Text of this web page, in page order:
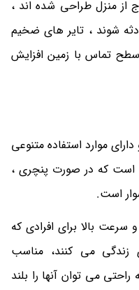
از منزل طراحی شده اند ،
شوند ، تایر های ضخیم
تماس با زمین افزایش
موارد استفاده متنوعی
است که در صورت پنچری ،
است.
سرعت بالا برای افرادی که
زندگی می کنند، مناسب
می توان آنها را بلند